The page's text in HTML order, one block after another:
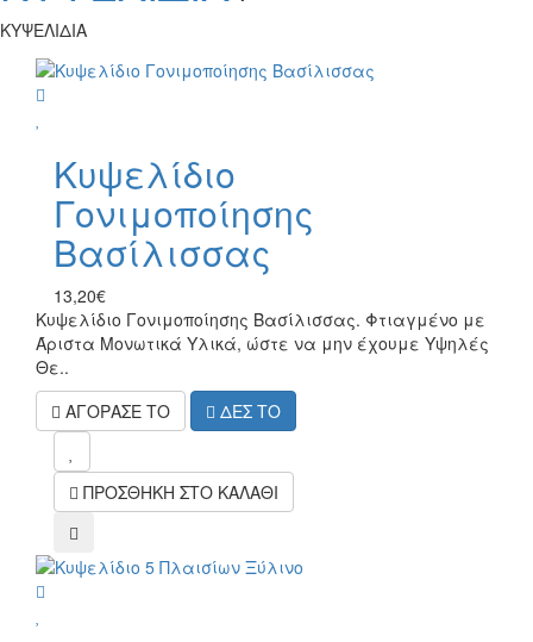
ΚΥΨΕΛΙΔΙΑ
Κυψελίδιο
Γονιμοποίησης
Βασίλισσας
13,20€
Κυψελίδιο Γονιμοποίησης Βασίλισσας. Φτιαγμένο με
Άριστα Μονωτικά Υλικά, ώστε να μην έχουμε Υψηλές
Θε..
ΑΓΟΡΑΣΕ ΤΟ
ΔΕΣ ΤΟ
ΠΡΟΣΘΗΚΗ ΣΤΟ ΚΑΛΑΘΙ
compare